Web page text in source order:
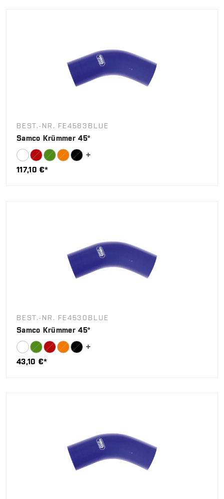
BEST.-NR. FE4583BLUE
Samco Krümmer 45°
117,10 €*
BEST.-NR. FE4530BLUE
Samco Krümmer 45°
43,10 €*